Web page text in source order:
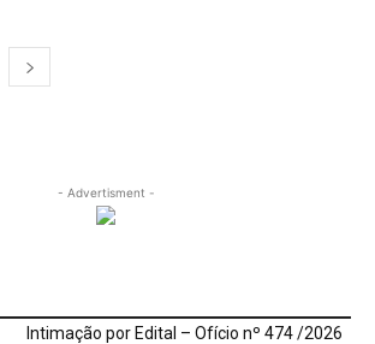
- Advertisment -
Intimação por Edital – Ofício nº 474 /2026